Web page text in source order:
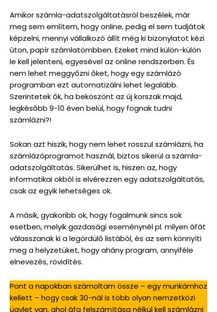
Amikor számla-adatszolgáltatásról beszélek, már
meg sem említem, hogy online, pedig el sem tudjátok
képzelni, mennyi vállalkozó állít még ki bizonylatot kézi
úton, papír számlatömbben. Ezeket mind külön-külön
le kell jelenteni, egyesével az online rendszerben. És
nem lehet meggyőzni őket, hogy egy számlázó
programban ezt automatizálni lehet legalább.
Szerintetek ők, ha beköszönt az új korszak majd,
legkésőbb 9-10 éven belül, hogy fognak tudni
számlázni?!
Sokan azt hiszik, hogy nem lehet rosszul számlázni, ha
számlázóprogramot használ, biztos sikerül a számla-
adatszolgáltatás. Sikerülhet is, hiszen az, hogy
informatikai okból is elvérezzen egy adatszolgáltatás,
csak az egyik lehetséges ok.
A másik, gyakoribb ok, hogy fogalmunk sincs sok
esetben, melyik gazdasági eseménynél pl. milyen áfát
válasszanak ki a legördülő listából, és az sem könnyíti
meg a helyzetüket, hogy ahány program, annyiféle
elnevezés, rövidítés.
Pont a napokban számoltam össze – egy munkámhoz
kellett – hogy csak 30-nál is több olyan nemzetközi
ügylet van, ahol áfa felszámítása nélkül kell számlázni